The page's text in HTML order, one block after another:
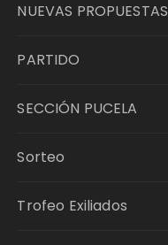
NUEVAS PROPUESTAS
PARTIDO
SECCIÓN PUCELA
Sorteo
Trofeo Exiliados